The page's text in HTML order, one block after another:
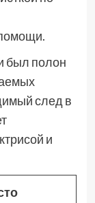
был полон
след в
и